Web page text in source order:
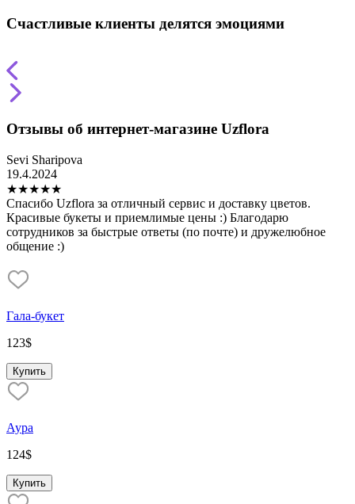
Счастливые клиенты делятся эмоциями
Отзывы об интернет-магазине Uzflora
Sevi Sharipova
19.4.2024
★★★★★
Спасибо Uzflora за отличный сервис и доставку цветов.
Красивые букеты и приемлимые цены :) Благодарю
сотрудников за быстрые ответы (по почте) и дружелюбное
общение :)
Гала-букет
123$
Купить
Аура
124$
Купить